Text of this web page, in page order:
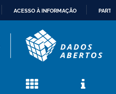
CONTEÚDO
ACESSO À INFORMAÇÃO